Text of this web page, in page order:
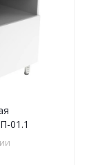
01.1